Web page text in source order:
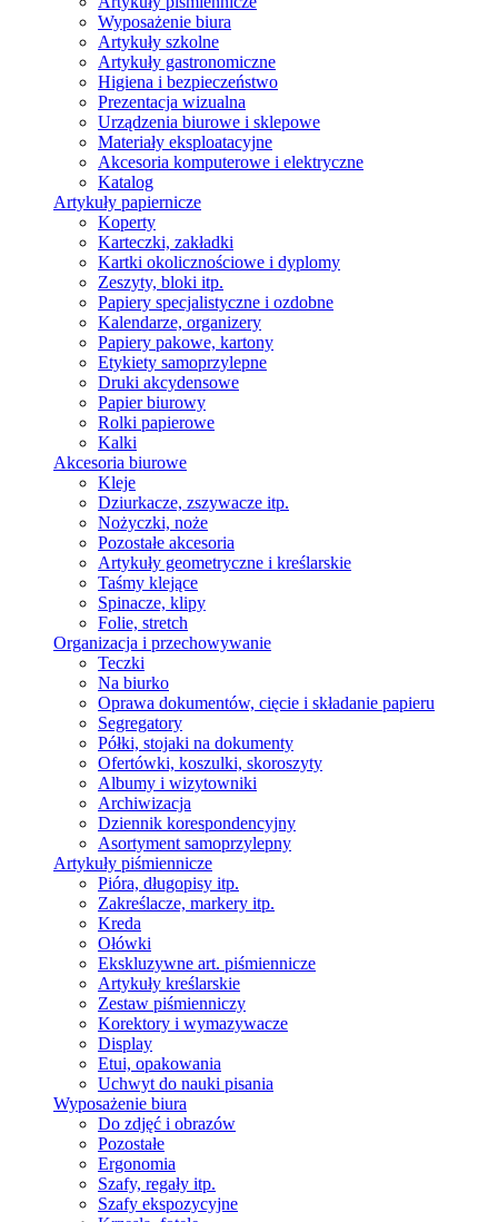
Wyposażenie biura
Artykuły szkolne
Artykuły gastronomiczne
Higiena i bezpieczeństwo
Prezentacja wizualna
Urządzenia biurowe i sklepowe
Materiały eksploatacyjne
Akcesoria komputerowe i elektryczne
Katalog
Artykuły papiernicze
Koperty
Karteczki, zakładki
Kartki okolicznościowe i dyplomy
Zeszyty, bloki itp.
Papiery specjalistyczne i ozdobne
Kalendarze, organizery
Papiery pakowe, kartony
Etykiety samoprzylepne
Druki akcydensowe
Papier biurowy
Rolki papierowe
Kalki
Akcesoria biurowe
Kleje
Dziurkacze, zszywacze itp.
Nożyczki, noże
Pozostałe akcesoria
Artykuły geometryczne i kreślarskie
Taśmy klejące
Spinacze, klipy
Folie, stretch
Organizacja i przechowywanie
Teczki
Na biurko
Oprawa dokumentów, cięcie i składanie papieru
Segregatory
Półki, stojaki na dokumenty
Ofertówki, koszulki, skoroszyty
Albumy i wizytowniki
Archiwizacja
Dziennik korespondencyjny
Asortyment samoprzylepny
Artykuły piśmiennicze
Pióra, długopisy itp.
Zakreślacze, markery itp.
Kreda
Ołówki
Ekskluzywne art. piśmiennicze
Artykuły kreślarskie
Zestaw piśmienniczy
Korektory i wymazywacze
Display
Etui, opakowania
Uchwyt do nauki pisania
Wyposażenie biura
Do zdjęć i obrazów
Pozostałe
Ergonomia
Szafy, regały itp.
Szafy ekspozycyjne